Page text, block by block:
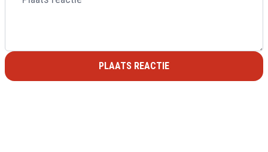
PLAATS REACTIE